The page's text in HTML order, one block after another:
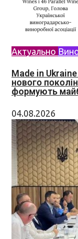
Актуально
Made in
нового
формують
04.08.2026